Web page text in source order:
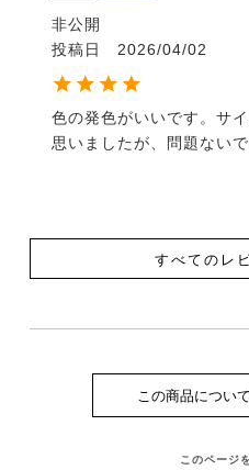
非公開
投稿日
2026/04/02
色の発色がいいです。サ
思いましたが、問題ないで
すべてのレ
この商品につい
このページ